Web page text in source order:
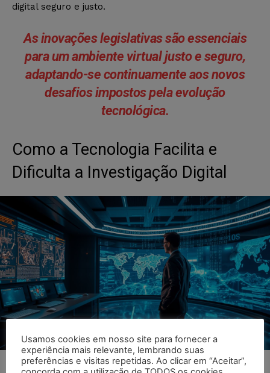
digital seguro e justo.
As inovações legislativas são essenciais
para um ambiente virtual justo e seguro,
adaptando-se continuamente aos novos
desafios impostos pela evolução
tecnológica.
Como a Tecnologia Facilita e
Dificulta a Investigação Digital
Usamos cookies em nosso site para fornecer a
experiência mais relevante, lembrando suas
preferências e visitas repetidas. Ao clicar em “Aceitar”,